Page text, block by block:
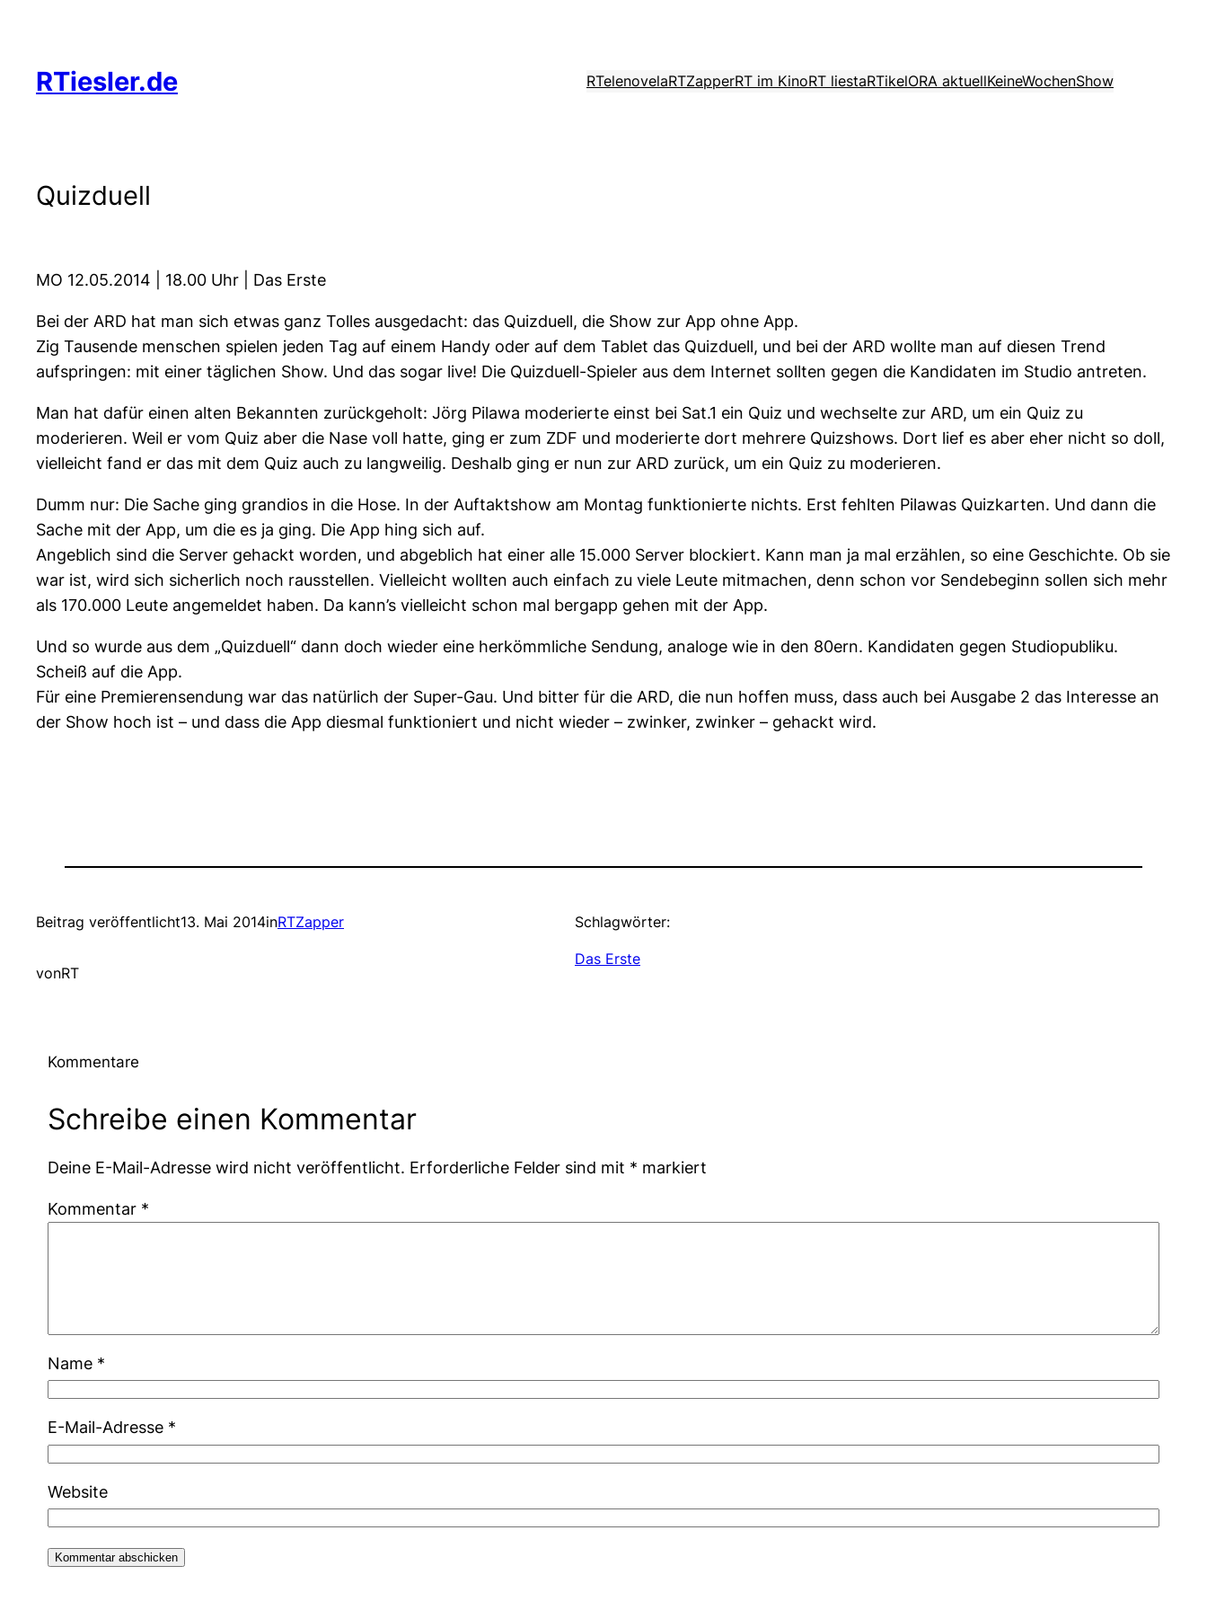
springen
RTiesler.de RTelenovelaRTZapperRT im KinoRT liestaRTikelORA aktuellKeineWochenShow
Quizduell
MO 12.05.2014 | 18.00 Uhr | Das Erste
Bei der ARD hat man sich etwas ganz Tolles ausgedacht: das Quizduell, die Show zur App ohne App.
Zig Tausende menschen spielen jeden Tag auf einem Handy oder auf dem Tablet das Quizduell, und bei der ARD wollte man auf diesen Trend
aufspringen: mit einer täglichen Show. Und das sogar live! Die Quizduell-Spieler aus dem Internet sollten gegen die Kandidaten im Studio antreten.
Man hat dafür einen alten Bekannten zurückgeholt: Jörg Pilawa moderierte einst bei Sat.1 ein Quiz und wechselte zur ARD, um ein Quiz zu
moderieren. Weil er vom Quiz aber die Nase voll hatte, ging er zum ZDF und moderierte dort mehrere Quizshows. Dort lief es aber eher nicht so doll,
vielleicht fand er das mit dem Quiz auch zu langweilig. Deshalb ging er nun zur ARD zurück, um ein Quiz zu moderieren.
Dumm nur: Die Sache ging grandios in die Hose. In der Auftaktshow am Montag funktionierte nichts. Erst fehlten Pilawas Quizkarten. Und dann die
Sache mit der App, um die es ja ging. Die App hing sich auf.
Angeblich sind die Server gehackt worden, und abgeblich hat einer alle 15.000 Server blockiert. Kann man ja mal erzählen, so eine Geschichte. Ob sie
war ist, wird sich sicherlich noch rausstellen. Vielleicht wollten auch einfach zu viele Leute mitmachen, denn schon vor Sendebeginn sollen sich mehr
als 170.000 Leute angemeldet haben. Da kann’s vielleicht schon mal bergapp gehen mit der App.
Und so wurde aus dem „Quizduell“ dann doch wieder eine herkömmliche Sendung, analoge wie in den 80ern. Kandidaten gegen Studiopubliku.
Scheiß auf die App.
Für eine Premierensendung war das natürlich der Super-Gau. Und bitter für die ARD, die nun hoffen muss, dass auch bei Ausgabe 2 das Interesse an
der Show hoch ist – und dass die App diesmal funktioniert und nicht wieder – zwinker, zwinker – gehackt wird.
Beitrag veröffentlicht13. Mai 2014inRTZapper
vonRT
Schlagwörter:
Das Erste
Kommentare
Schreibe einen Kommentar
Deine E-Mail-Adresse wird nicht veröffentlicht. Erforderliche Felder sind mit * markiert
Kommentar *
Name *
E-Mail-Adresse *
Website